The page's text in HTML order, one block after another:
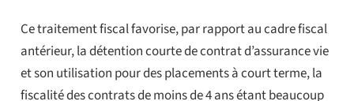
Ce traitement fiscal favorise, par rapport au cadre fiscal
antérieur, la détention courte de contrat d’assurance vie
et son utilisation pour des placements à court terme, la
fiscalité des contrats de moins de 4 ans étant beaucoup